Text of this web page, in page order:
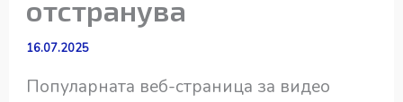
отстранува
16.07.2025
Популарната веб-страница за видео